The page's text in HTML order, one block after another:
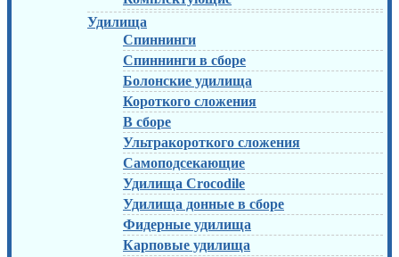
Удилища
Спиннинги
Спиннинги в сборе
Болонские удилища
Короткого сложения
В сборе
Ультракороткого сложения
Самоподсекающие
Удилища Crocodile
Удилища донные в сборе
Фидерные удилища
Карповые удилища